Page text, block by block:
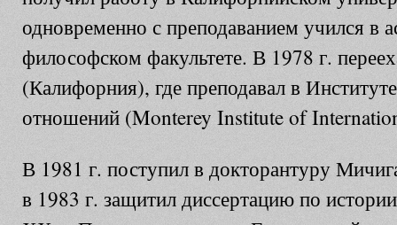
одновременно с преподаванием учился в
философском факультете. В 1978 г.
(Калифорния), где преподавал в
отношений (Monterey Institute of
В 1981 г. поступил в докторантуру
в 1983 г. защитил диссертацию по